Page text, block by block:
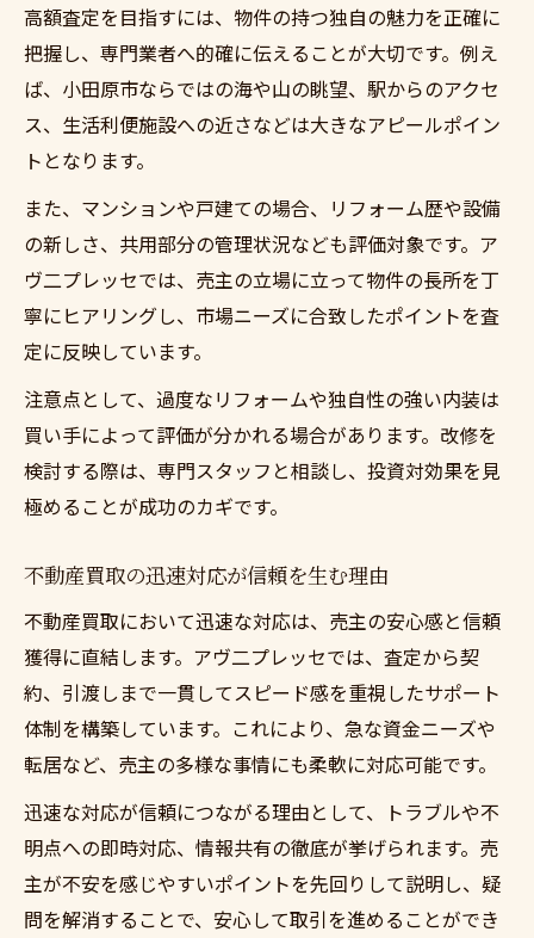
高額査定を目指すには、物件の持つ独自の魅力を正確に
把握し、専門業者へ的確に伝えることが大切です。例え
ば、小田原市ならではの海や山の眺望、駅からのアクセ
ス、生活利便施設への近さなどは大きなアピールポイン
トとなります。
また、マンションや戸建ての場合、リフォーム歴や設備
の新しさ、共用部分の管理状況なども評価対象です。ア
ヴ二プレッセでは、売主の立場に立って物件の長所を丁
寧にヒアリングし、市場ニーズに合致したポイントを査
定に反映しています。
注意点として、過度なリフォームや独自性の強い内装は
買い手によって評価が分かれる場合があります。改修を
検討する際は、専門スタッフと相談し、投資対効果を見
極めることが成功のカギです。
不動産買取の迅速対応が信頼を生む理由
不動産買取において迅速な対応は、売主の安心感と信頼
獲得に直結します。アヴ二プレッセでは、査定から契
約、引渡しまで一貫してスピード感を重視したサポート
体制を構築しています。これにより、急な資金ニーズや
転居など、売主の多様な事情にも柔軟に対応可能です。
迅速な対応が信頼につながる理由として、トラブルや不
明点への即時対応、情報共有の徹底が挙げられます。売
主が不安を感じやすいポイントを先回りして説明し、疑
問を解消することで、安心して取引を進めることができ